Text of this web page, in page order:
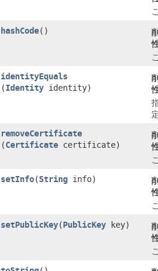
hashCode()
identityEquals
(Identity identity)
removeCertificate
(Certificate certificate)
setInfo​(String info)
setPublicKey​(PublicKey key)